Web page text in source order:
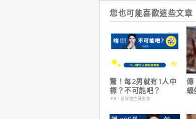
您也可能喜歡這些文章
驚！每2男就有1人中
標？不可能吧？
PR・台灣癌症基金會
傳
蝠